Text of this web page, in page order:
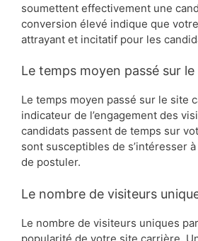
soumettent effectivement une
conversion élevé indique que
attrayant et incitatif pour les
Le temps moyen passé sur
Le temps moyen passé sur le site
indicateur de l’engagement des
candidats passent de temps sur
sont susceptibles de s’intéresser
de postuler.
Le nombre de visiteurs
Le nombre de visiteurs uniques